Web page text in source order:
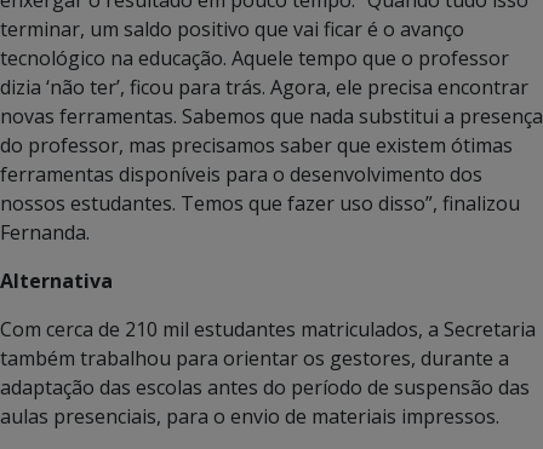
terminar, um saldo positivo que vai ficar é o avanço
tecnológico na educação. Aquele tempo que o professor
dizia ‘não ter’, ficou para trás. Agora, ele precisa encontrar
novas ferramentas. Sabemos que nada substitui a presença
do professor, mas precisamos saber que existem ótimas
ferramentas disponíveis para o desenvolvimento dos
nossos estudantes. Temos que fazer uso disso”, finalizou
Fernanda.
Alternativa
Com cerca de 210 mil estudantes matriculados, a Secretaria
também trabalhou para orientar os gestores, durante a
adaptação das escolas antes do período de suspensão das
aulas presenciais, para o envio de materiais impressos.